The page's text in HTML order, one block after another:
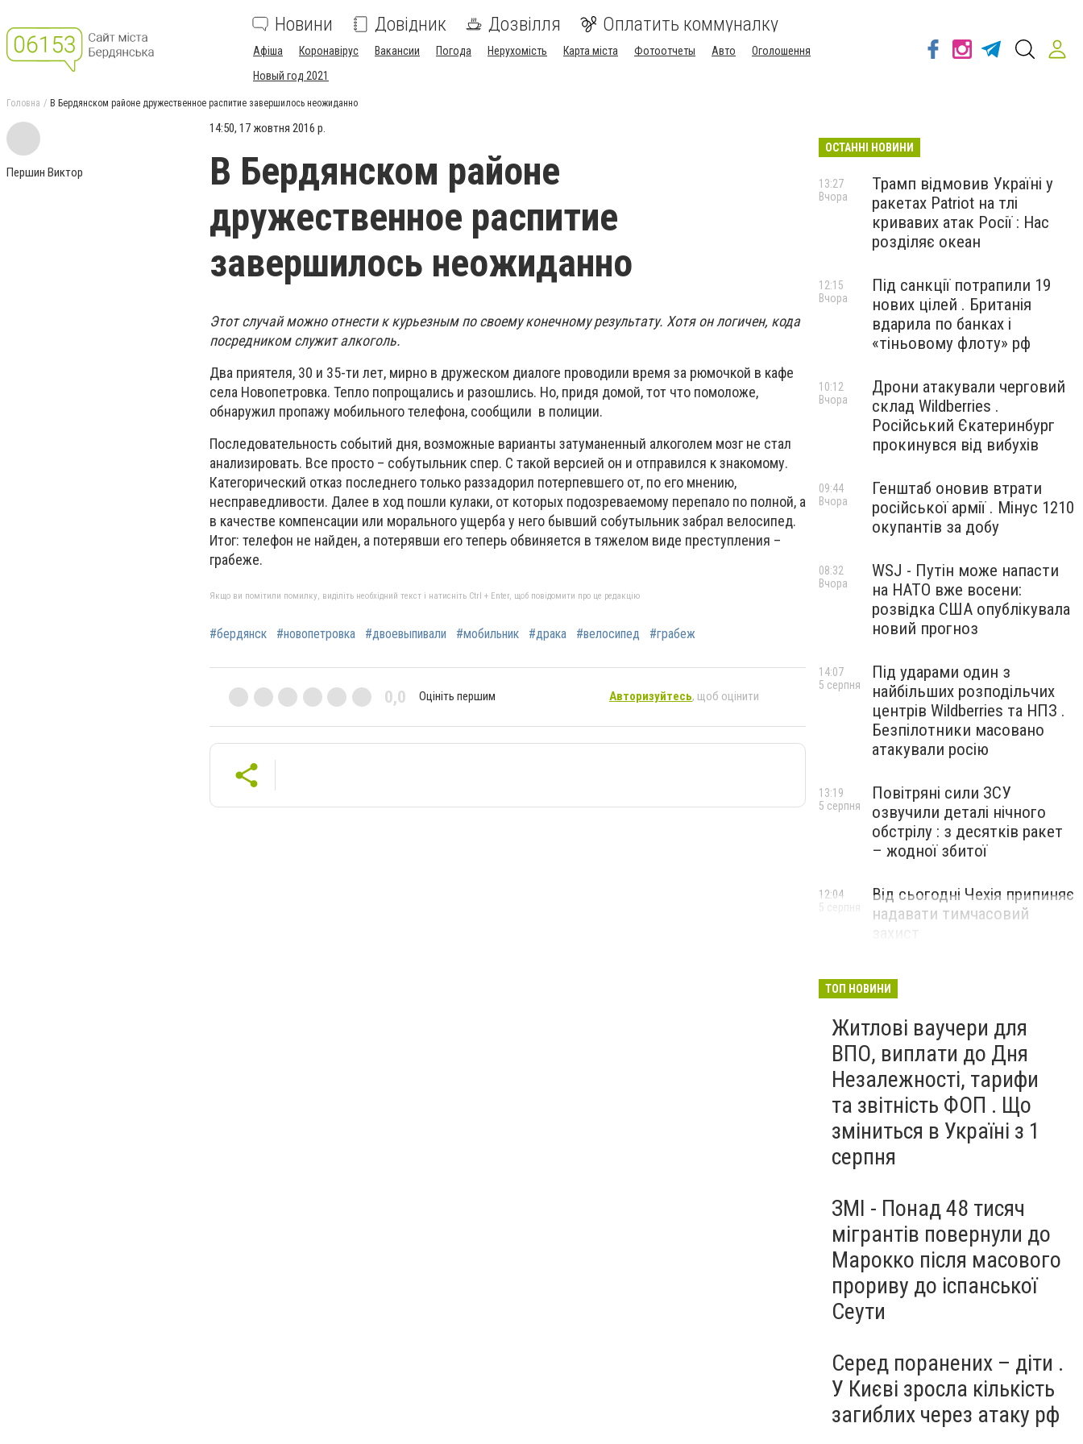
Новини Довідник Дозвілля Оплатить коммуналку
Афіша Коронавірус Вакансии Погода Нерухомість Карта міста Фотоотчеты Авто
Оголошення
Новый год 2021
Головна В Бердянском районе дружественное распитие завершилось неожиданно
Першин Виктор
14:50, 17 жовтня 2016 р.
В Бердянском районе
дружественное распитие
завершилось неожиданно
Этот случай можно отнести к курьезным по своему конечному результату. Хотя он логичен, кода
посредником служит алкоголь.
Два приятеля, 30 и 35-ти лет, мирно в дружеском диалоге проводили время за рюмочкой в кафе
села Новопетровка. Тепло попрощались и разошлись. Но, придя домой, тот что помоложе,
обнаружил пропажу мобильного телефона, сообщили в полиции.
Последовательность событий дня, возможные варианты затуманенный алкоголем мозг не стал
анализировать. Все просто – собутыльник спер. С такой версией он и отправился к знакомому.
Категорический отказ последнего только раззадорил потерпевшего от, по его мнению,
несправедливости. Далее в ход пошли кулаки, от которых подозреваемому перепало по полной, а
в качестве компенсации или морального ущерба у него бывший собутыльник забрал велосипед.
Итог: телефон не найден, а потерявши его теперь обвиняется в тяжелом виде преступления –
грабеже.
Якщо ви помітили помилку, виділіть необхідний текст і натисніть Ctrl + Enter, щоб повідомити про це редакцію
#бердянск #новопетровка #двоевыпивали #мобильник #драка #велосипед #грабеж
0,0 Оцініть першим Авторизуйтесь, щоб оцінити
ОСТАННІ НОВИНИ
Трамп відмовив Україні у
ракетах Patriot на тлі
кривавих атак Росії : Нас
розділяє океан
13:27
Вчора
Під санкції потрапили 19
нових цілей . Британія
вдарила по банках і
«тіньовому флоту» рф
12:15
Вчора
Дрони атакували черговий
склад Wildberries .
Російський Єкатеринбург
прокинувся від вибухів
10:12
Вчора
Генштаб оновив втрати
російської армії . Мінус 1210
окупантів за добу
09:44
Вчора
WSJ - Путін може напасти
на НАТО вже восени:
розвідка США опублікувала
новий прогноз
08:32
Вчора
Під ударами один з
найбільших розподільчих
центрів Wildberries та НПЗ .
Безпілотники масовано
атакували росію
14:07
5 серпня
Повітряні сили ЗСУ
озвучили деталі нічного
обстрілу : з десятків ракет
– жодної збитої
13:19
5 серпня
Від сьогодні Чехія припиняє
надавати тимчасовий
12:04
5 серпня
ТОП НОВИНИ
Житлові ваучери для
ВПО, виплати до Дня
Незалежності, тарифи
та звітність ФОП . Що
зміниться в Україні з 1
серпня
ЗМІ - Понад 48 тисяч
мігрантів повернули до
Марокко після масового
прориву до іспанської
Сеути
Серед поранених – діти .
У Києві зросла кількість
загиблих через атаку рф